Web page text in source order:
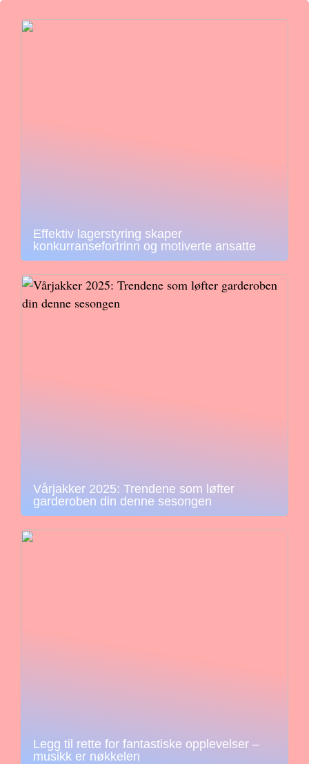
Effektiv lagerstyring skaper
konkurransefortrinn og motiverte ansatte
Vårjakker 2025: Trendene som løfter
garderoben din denne sesongen
Legg til rette for fantastiske opplevelser –
musikk er nøkkelen